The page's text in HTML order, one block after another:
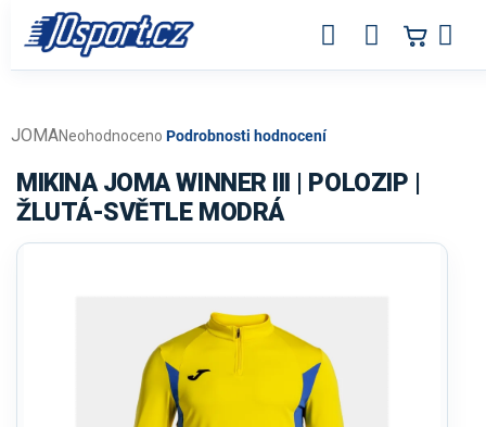
obsah
Průměrné
produktu
je
0,0
Neohodnoceno Podrobnosti hodnocení
JOMA
MIKINA JOMA WINNER III | POLOZIP |
ŽLUTÁ-SVĚTLE MODRÁ